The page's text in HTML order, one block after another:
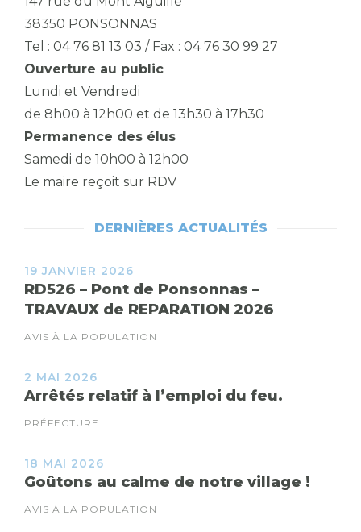
38350 PONSONNAS
Tel : 04 76 81 13 03 / Fax : 04 76 30 99 27
Ouverture au public
Lundi et Vendredi
de 8h00 à 12h00 et de 13h30 à 17h30
Permanence des élus
Samedi de 10h00 à 12h00
Le maire reçoit sur RDV
DERNIÈRES ACTUALITÉS
19 JANVIER 2026
RD526 – Pont de Ponsonnas –
TRAVAUX de REPARATION 2026
AVIS À LA POPULATION
2 MAI 2026
Arrêtés relatif à l’emploi du feu.
PRÉFECTURE
18 MAI 2026
Goûtons au calme de notre village !
AVIS À LA POPULATION